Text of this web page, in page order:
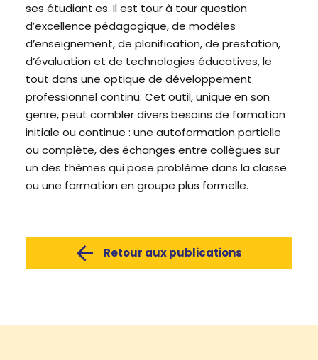
ses étudiant·es. Il est tour à tour question
d’excellence pédagogique, de modèles
d’enseignement, de planification, de prestation,
d’évaluation et de technologies éducatives, le
tout dans une optique de développement
professionnel continu. Cet outil, unique en son
genre, peut combler divers besoins de formation
initiale ou continue : une autoformation partielle
ou complète, des échanges entre collègues sur
un des thèmes qui pose problème dans la classe
ou une formation en groupe plus formelle.
Retour aux publications